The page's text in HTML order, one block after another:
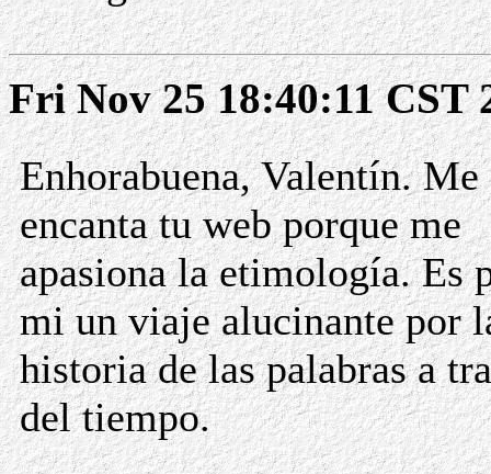
Fri Nov 25 18:40:11 CST
Enhorabuena, Valentín. Me
encanta tu web porque me
apasiona la etimología. Es
mi un viaje alucinante por
historia de las palabras a
del tiempo.